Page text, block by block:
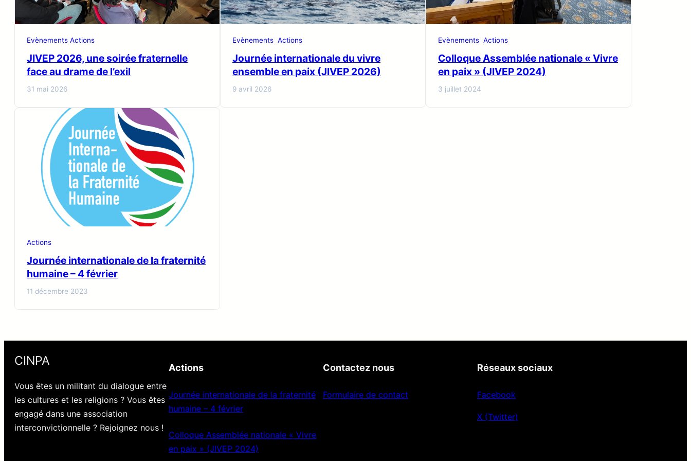
Evènements Actions
JIVEP 2026, une soirée fraternelle
face au drame de l’exil
31 mai 2026
Evènements Actions
Journée internationale du vivre
ensemble en paix (JIVEP 2026)
9 avril 2026
Evènements Actions
Colloque Assemblée nationale « Vivre
en paix » (JIVEP 2024)
3 juillet 2024
Actions
Journée internationale de la fraternité
humaine – 4 février
11 décembre 2023
CINPA
Vous êtes un militant du dialogue entre
les cultures et les religions ? Vous êtes
engagé dans une association
interconvictionnelle ? Rejoignez nous !
Actions
Journée internationale de la fraternité
humaine – 4 février
Colloque Assemblée nationale « Vivre
en paix » (JIVEP 2024)
Contactez nous
Formulaire de contact
Réseaux sociaux
Facebook
X (Twitter)